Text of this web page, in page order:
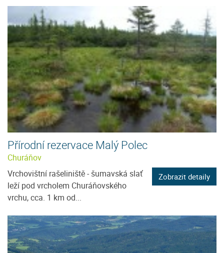
Přírodní rezervace Malý Polec
Churáňov
Vrchovištní rašeliniště - šumavská slať
leží pod vrcholem Churáňovského
vrchu, cca. 1 km od...
Zobrazit detaily